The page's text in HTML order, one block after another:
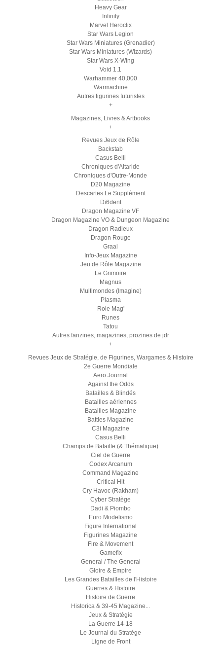
Heavy Gear
Infinity
Marvel Heroclix
Star Wars Legion
Star Wars Miniatures (Grenadier)
Star Wars Miniatures (Wizards)
Star Wars X-Wing
Void 1.1
Warhammer 40,000
Warmachine
Autres figurines futuristes
+
Magazines, Livres & Artbooks
+
Revues Jeux de Rôle
Backstab
Casus Belli
Chroniques d'Altaride
Chroniques d'Outre-Monde
D20 Magazine
Descartes Le Supplément
Di6dent
Dragon Magazine VF
Dragon Magazine VO & Dungeon Magazine
Dragon Radieux
Dragon Rouge
Graal
Info-Jeux Magazine
Jeu de Rôle Magazine
Le Grimoire
Magnus
Multimondes (Imagine)
Plasma
Role Mag'
Runes
Tatou
Autres fanzines, magazines, prozines de jdr
+
Revues Jeux de Stratégie, de Figurines, Wargames & Histoire
2e Guerre Mondiale
Aero Journal
Against the Odds
Batailles & Blindés
Batailles aériennes
Batailles Magazine
Battles Magazine
C3i Magazine
Casus Belli
Champs de Bataille (& Thématique)
Ciel de Guerre
Codex Arcanum
Command Magazine
Critical Hit
Cry Havoc (Rakham)
Cyber Stratège
Dadi & Piombo
Euro Modelismo
Figure International
Figurines Magazine
Fire & Movement
Gamefix
General / The General
Gloire & Empire
Les Grandes Batailles de l'Histoire
Guerres & Histoire
Histoire de Guerre
Historica & 39-45 Magazine...
Jeux & Stratégie
La Guerre 14-18
Le Journal du Stratège
Ligne de Front